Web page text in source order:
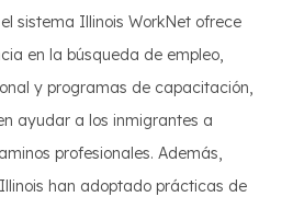
sistema Illinois WorkNet ofrece
en la búsqueda de empleo,
y programas de capacitación,
ayudar a los inmigrantes a
profesionales. Además,
han adoptado prácticas de